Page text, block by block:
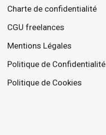
les actualités Content.
Charte de confidentialité
CGU freelances
Mentions Légales
Politique de Confidentialité
Politique de Cookies